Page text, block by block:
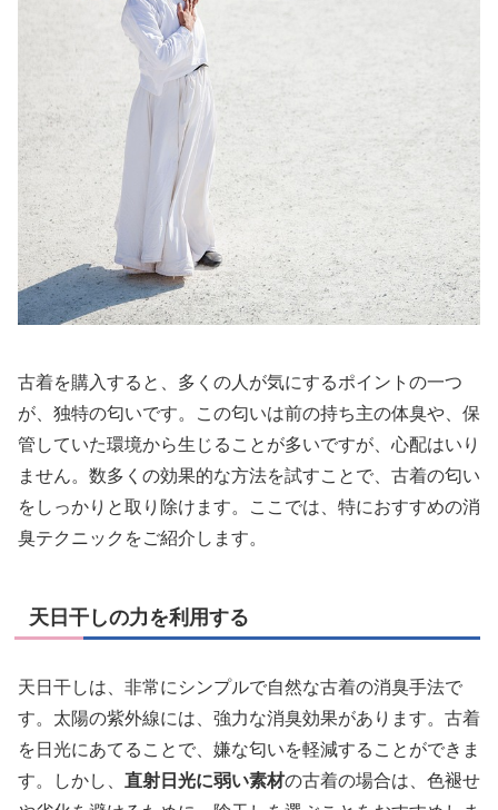
古着を購入すると、多くの人が気にするポイントの一つ
が、独特の匂いです。この匂いは前の持ち主の体臭や、保
管していた環境から生じることが多いですが、心配はいり
ません。数多くの効果的な方法を試すことで、古着の匂い
をしっかりと取り除けます。ここでは、特におすすめの消
臭テクニックをご紹介します。
天日干しの力を利用する
天日干しは、非常にシンプルで自然な古着の消臭手法で
す。太陽の紫外線には、強力な消臭効果があります。古着
を日光にあてることで、嫌な匂いを軽減することができま
す。しかし、 直射日光に弱い素材の古着の場合は、色褪せ